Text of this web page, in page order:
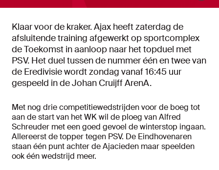
Klaar voor de kraker. Ajax heeft zaterdag de
afsluitende training afgewerkt op sportcomplex
de Toekomst in aanloop naar het topduel met
PSV. Het duel tussen de nummer één en twee van
de Eredivisie wordt zondag vanaf 16:45 uur
gespeeld in de Johan Cruijff ArenA.
Met nog drie competitiewedstrijden voor de boeg tot
aan de start van het WK wil de ploeg van Alfred
Schreuder met een goed gevoel de winterstop ingaan.
Allereerst de topper tegen PSV. De Eindhovenaren
staan één punt achter de Ajacieden maar speelden
ook één wedstrijd meer.